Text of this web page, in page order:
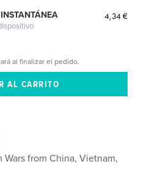
4,34 €
al finalizar el pedido.
from China, Vietnam,